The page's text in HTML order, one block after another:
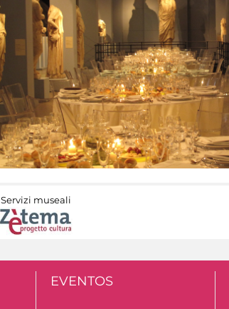
Servizi museali
EVENTOS